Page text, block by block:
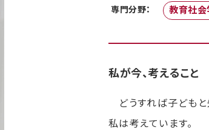
専門分野： 教育社会
私が今、考えること
どうすれば子どもと
私は考えています。